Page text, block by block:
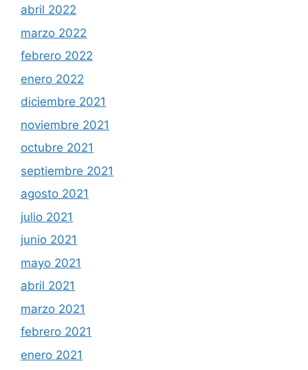
abril 2022
marzo 2022
febrero 2022
enero 2022
diciembre 2021
noviembre 2021
octubre 2021
septiembre 2021
agosto 2021
julio 2021
junio 2021
mayo 2021
abril 2021
marzo 2021
febrero 2021
enero 2021